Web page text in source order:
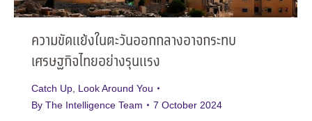
ความขัดแย้งในตะวันออกกลางอาจกระทบ
เศรษฐกิจไทยอย่างรุนแรง
Catch Up Look Around You
By The Intelligence Team 7 October 2024